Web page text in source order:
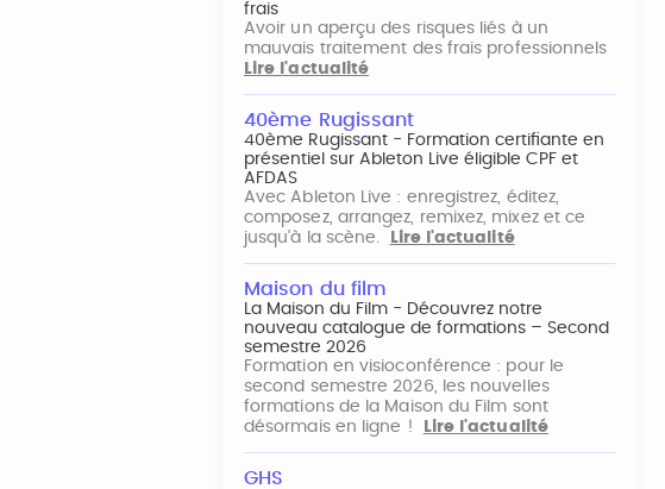
frais
Avoir un aperçu des risques liés à un
mauvais traitement des frais professionnels
Lire l'actualité
40ème Rugissant
40ème Rugissant - Formation certifiante en
présentiel sur Ableton Live éligible CPF et
AFDAS
Avec Ableton Live : enregistrez, éditez,
composez, arrangez, remixez, mixez et ce
jusqu'à la scène.
Lire l'actualité
Maison du film
La Maison du Film - Découvrez notre
nouveau catalogue de formations – Second
semestre 2026
Formation en visioconférence : pour le
second semestre 2026, les nouvelles
formations de la Maison du Film sont
désormais en ligne !
Lire l'actualité
GHS